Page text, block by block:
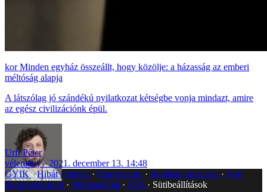
Minden egyház összeállt, hogy közölje: a házasság az emberi
méltóság alapja
A látszólag jó szándékú nyilatkozat kétségbe vonja mindazt, amire
az egész civilizációnk épül.
Urfi Péter
vélemény
2021. december 13. 14:48
GYIK Hibát jelentek Impresszum Javítások kezelése
Jogi
dokumentumok
Médiaajánlat RSS
Sütibeállítások